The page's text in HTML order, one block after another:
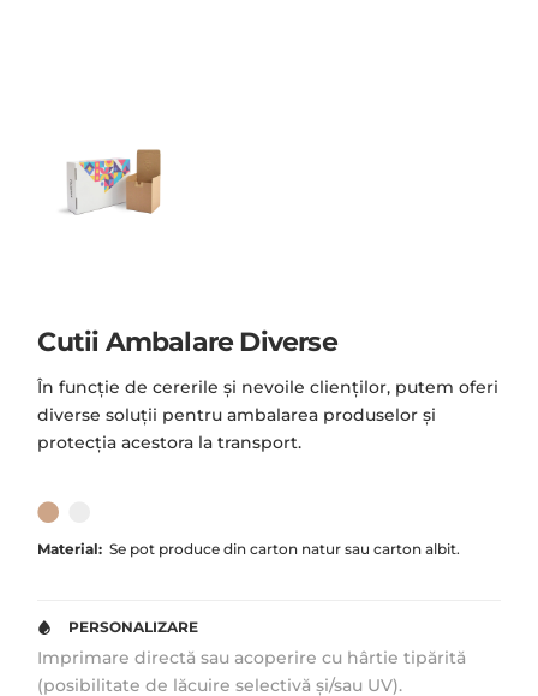
Cutii Ambalare Diverse
În funcție de cererile și nevoile clienților, putem oferi
diverse soluții pentru ambalarea produselor și
protecția acestora la transport.
Material: Se pot produce din carton natur sau carton albit.
PERSONALIZARE
Imprimare directă sau acoperire cu hârtie tipărită
(posibilitate de lăcuire selectivă și/sau UV).